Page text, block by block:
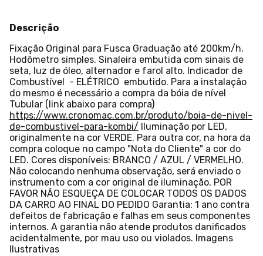
Descrição
Fixação Original para Fusca Graduação até 200km/h.
Hodômetro simples. Sinaleira embutida com sinais de
seta, luz de óleo, alternador e farol alto. Indicador de
Combustível - ELÉTRICO embutido. Para a instalação
do mesmo é necessário a compra da bóia de nível
Tubular (link abaixo para compra)
https://www.cronomac.com.br/produto/boia-de-nivel-
de-combustivel-para-kombi/ Iluminação por LED,
originalmente na cor VERDE. Para outra cor, na hora da
compra coloque no campo "Nota do Cliente" a cor do
LED. Cores disponíveis: BRANCO / AZUL / VERMELHO.
Não colocando nenhuma observação, será enviado o
instrumento com a cor original de iluminação. POR
FAVOR NÃO ESQUEÇA DE COLOCAR TODOS OS DADOS
DA CARRO AO FINAL DO PEDIDO Garantia: 1 ano contra
defeitos de fabricação e falhas em seus componentes
internos. A garantia não atende produtos danificados
acidentalmente, por mau uso ou violados. Imagens
Ilustrativas